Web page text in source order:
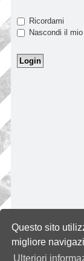
Questo sito
migliore
Ulteriori
Ricordami
Nascondi il